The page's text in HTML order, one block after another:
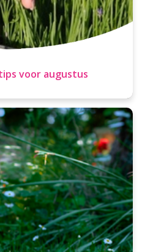
voor augustus